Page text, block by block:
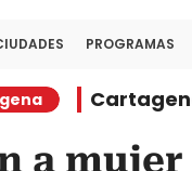
PROGRAMAS
a